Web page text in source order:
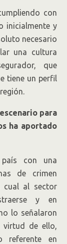
con
inicialmente y
necesario
una cultura
que
tiene un perfil
para
ha aportado
con una
de crimen
cual al sector
y en
lo señalaron
virtud de ello,
referente en